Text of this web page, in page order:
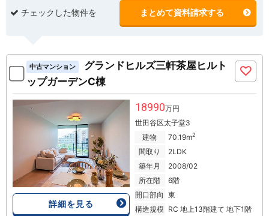
チェックした物件を まとめて資料請求する
中古マンション
グランドヒルズ三軒茶屋ヒルト
ップガーデンC棟
詳細を見る
18990万円
世田谷区太子堂3
建物
70.19m2
間取り
2LDK
築年月
2008/02
所在階
6階
開口部向 東
構造規模 RC 地上13階建て 地下1階